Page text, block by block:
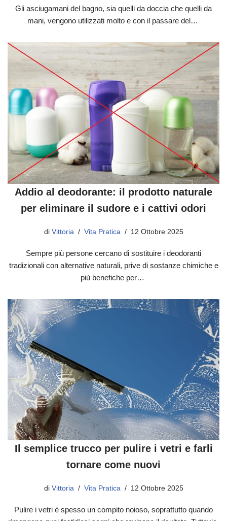
Gli asciugamani del bagno, sia quelli da doccia che quelli da
mani, vengono utilizzati molto e con il passare del…
Addio al deodorante: il prodotto naturale
per eliminare il sudore e i cattivi odori
di Vittoria Vita Pratica 12 Ottobre 2025
Sempre più persone cercano di sostituire i deodoranti
tradizionali con alternative naturali, prive di sostanze chimiche e
più benefiche per…
Il semplice trucco per pulire i vetri e farli
tornare come nuovi
di Vittoria Vita Pratica 12 Ottobre 2025
Pulire i vetri è spesso un compito noioso, soprattutto quando